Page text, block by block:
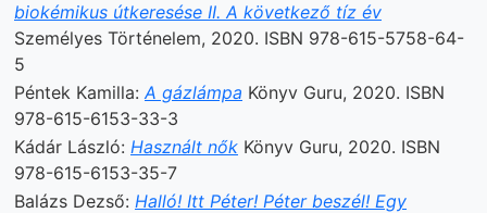
biokémikus útkeresése II. A következő tíz év
Személyes Történelem, 2020. ISBN 978-615-5758-64-
5
Péntek Kamilla:A gázlámpa Könyv Guru, 2020. ISBN
978-615-6153-33-3
Kádár László: Használt nők Könyv Guru, 2020. ISBN
978-615-6153-35-7
Balázs Dezső: Halló! Itt Péter! Péter beszél! Egy